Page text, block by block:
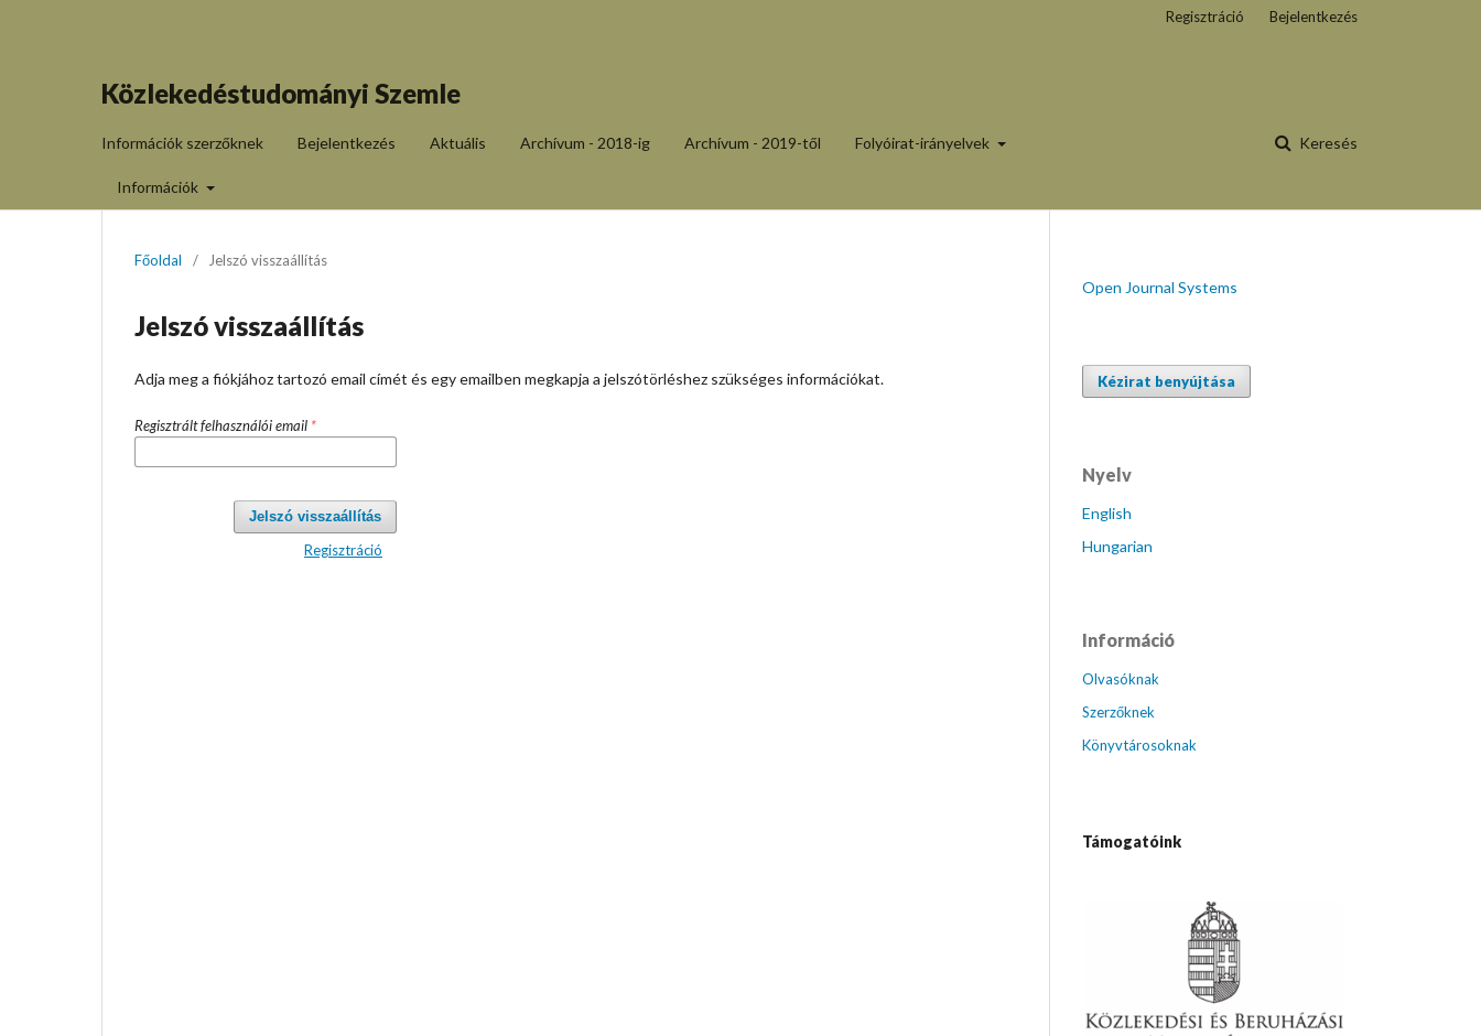
Közlekedéstudományi Szemle
Információk szerzőknek Bejelentkezés Aktuális Archívum - 2018-ig Archívum - 2019-től Folyóirat-irányelvek
Információk
Keresés
Regisztráció Bejelentkezés
Főoldal / Jelszó visszaállítás
Jelszó visszaállítás
Adja meg a fiókjához tartozó email címét és egy emailben megkapja a jelszótörléshez szükséges információkat.
Regisztrált felhasználói email *
Jelszó visszaállítás
Regisztráció
Open Journal Systems
Kézirat benyújtása
Nyelv
English
Hungarian
Információ
Olvasóknak
Szerzőknek
Könyvtárosoknak
Támogatóink